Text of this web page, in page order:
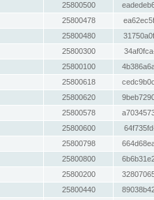
25800500
25800478
25800480
25800300
25800100
25800618
25800620
25800578
25800600
25800798
25800800
25800200
25800440